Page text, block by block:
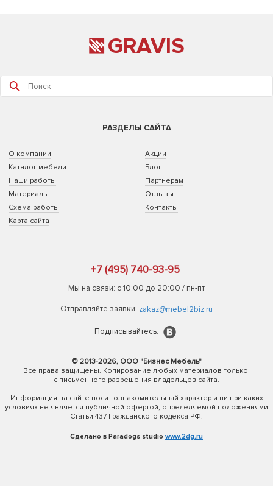
GRAVIS
РАЗДЕЛЫ САЙТА
О компании
Каталог мебели
Наши работы
Материалы
Схема работы
Карта сайта
Акции
Блог
Партнерам
Отзывы
Контакты
+7 (495) 740-93-95
Мы на связи: с 10:00 до 20:00 / пн-пт
Отправляйте заявки: zakaz@mebel2biz.ru
Подписывайтесь:
© 2013-2026, ООО "Бизнес Мебель"
Все права защищены. Копирование любых материалов только
с письменного разрешения владельцев сайта.
Информация на сайте носит ознакомительный характер и ни при каких
условиях не является публичной офертой, определяемой положениями
Статьи 437 Гражданского кодекса РФ.
Сделано в Paradogs studio www.2dg.ru